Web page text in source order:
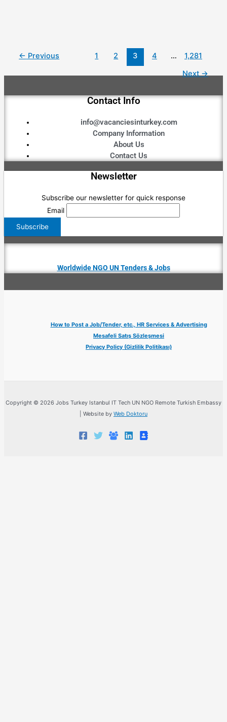
← Previous 1 2 3 4 …
1,281
Next →
Contact Info
info@vacanciesinturkey.com
Company Information
About Us
Contact Us
Newsletter
Subscribe our newsletter for quick response
Email
Worldwide NGO UN Tenders & Jobs
How to Post a Job/Tender, etc., HR Services & Advertising
Mesafeli Satış Sözleşmesi
Privacy Policy (Gizlilik Politikası)
Copyright © 2026 Jobs Turkey Istanbul IT Tech UN NGO Remote Turkish Embassy
| Website by Web Doktoru